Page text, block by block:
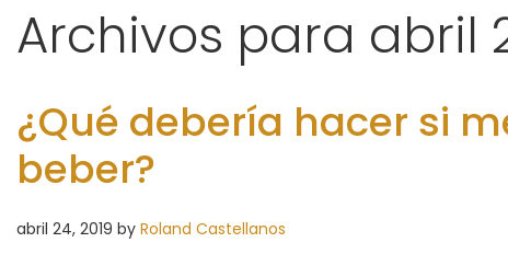
Archivos para abril
¿Qué debería hacer si
beber?
abril 24, 2019 by Roland Castellanos